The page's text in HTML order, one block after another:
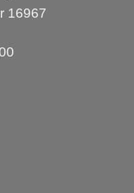
16967